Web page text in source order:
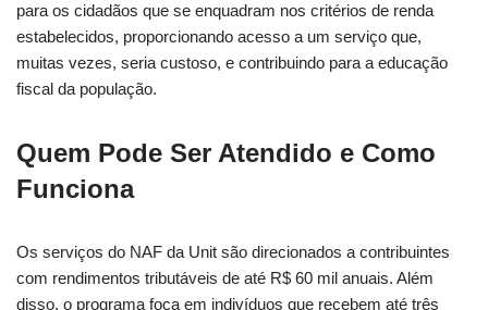
para os cidadãos que se enquadram nos critérios de renda
estabelecidos, proporcionando acesso a um serviço que,
muitas vezes, seria custoso, e contribuindo para a educação
fiscal da população.
Quem Pode Ser Atendido e Como
Funciona
Os serviços do NAF da Unit são direcionados a contribuintes
com rendimentos tributáveis de até R$ 60 mil anuais. Além
disso, o programa foca em indivíduos que recebem até três